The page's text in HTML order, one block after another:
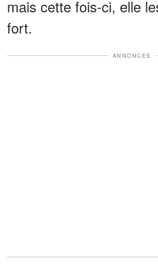
mais cette fois-ci, elle
fort.
ANNONCES